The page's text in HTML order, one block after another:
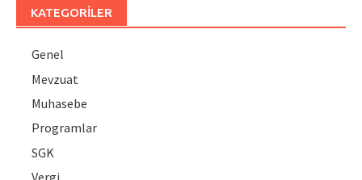
KATEGORILER
Genel
Mevzuat
Muhasebe
Programlar
SGK